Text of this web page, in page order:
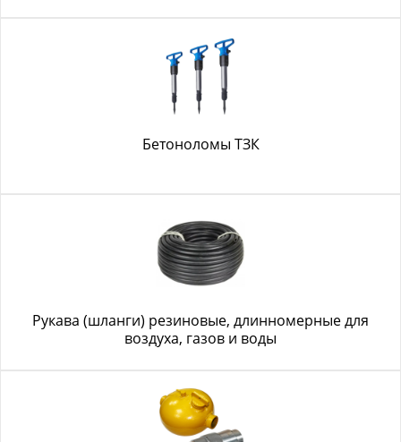
Бетоноломы ТЗК
Рукава (шланги) резиновые, длинномерные для
воздуха, газов и воды